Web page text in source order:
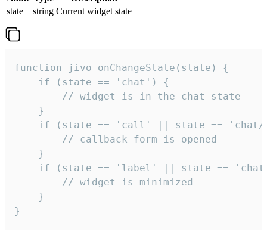
state
string Current widget state
function jivo_onChangeState(state) {
    if (state == 'chat') {
        // widget is in the chat state
    }
if (state == 'call' || state ==
        // callback form is opened
    }
if (state == 'label' || state ==
        // widget is minimized
    }
}